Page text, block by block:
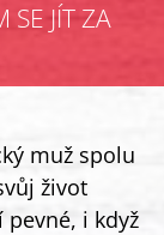
SE JÍT ZA
muž spolu
život
i když